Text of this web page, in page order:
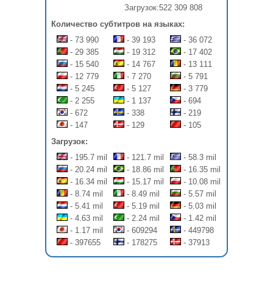
Загрузок:522 309 808
Количество субтитров на языках:
- 73 990
- 39 193
- 36 072
- 29 385
- 19 312
- 17 402
- 15 540
- 14 767
- 13 111
- 12 779
- 7 270
- 5 791
- 5 245
- 5 127
- 3 779
- 2 255
- 1 137
- 694
- 672
- 338
- 219
- 147
- 129
- 105
Загрузок:
- 195.7 mil
- 121.7 mil
- 58.3 mil
- 20.24 mil
- 18.86 mil
- 16.35 mil
- 16.34 mil
- 15.17 mil
- 10.08 mil
- 8.74 mil
- 8.49 mil
- 5.57 mil
- 5.41 mil
- 5.19 mil
- 5.03 mil
- 4.63 mil
- 2.24 mil
- 1.42 mil
- 1.17 mil
- 609294
- 449798
- 397655
- 178275 - 37913